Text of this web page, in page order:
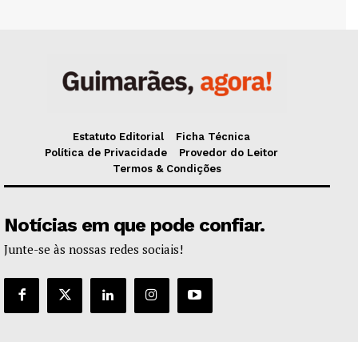
Estatuto Editorial
Ficha Técnica
Política de Privacidade
Provedor do Leitor
Termos & Condições
Notícias em que pode confiar.
Junte-se às nossas redes sociais!